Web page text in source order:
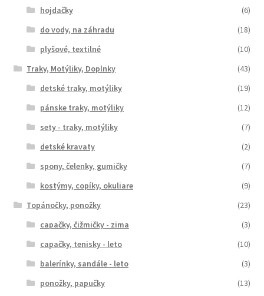
hojdačky
(6)
do vody, na záhradu
(18)
plyšové, textilné
(10)
Traky, Motýliky, Doplnky
(43)
detské traky, motýliky
(19)
pánske traky, motýliky
(12)
sety - traky, motýliky
(7)
detské kravaty
(2)
spony, čelenky, gumičky
(7)
kostýmy, copíky, okuliare
(9)
Topánočky, ponožky
(23)
capačky, čižmičky - zima
(3)
capačky, tenisky - leto
(10)
balerínky, sandále - leto
(3)
ponožky, papučky
(13)